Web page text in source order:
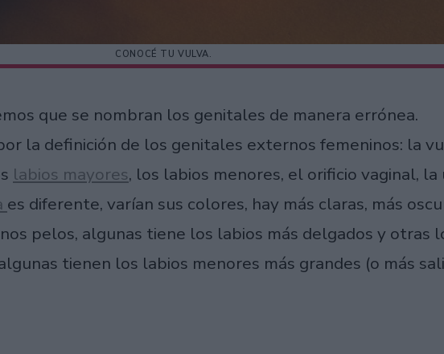
CONOCÉ TU VULVA.
que se nombran los genitales de manera errónea.
la definición de los genitales externos femeninos: la
labios mayores, los labios menores, el orificio vaginal, la
es diferente, varían sus colores, hay más claras, más
pelos, algunas tiene los labios más delgados y otras
tienen los labios menores más grandes (o más